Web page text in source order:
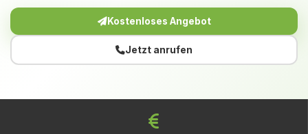
Kostenloses Angebot
Jetzt anrufen